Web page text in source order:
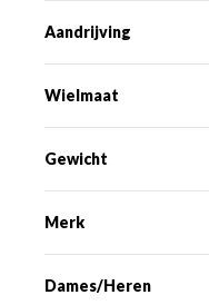
Aandrijving
Wielmaat
Gewicht
Merk
Dames/Heren